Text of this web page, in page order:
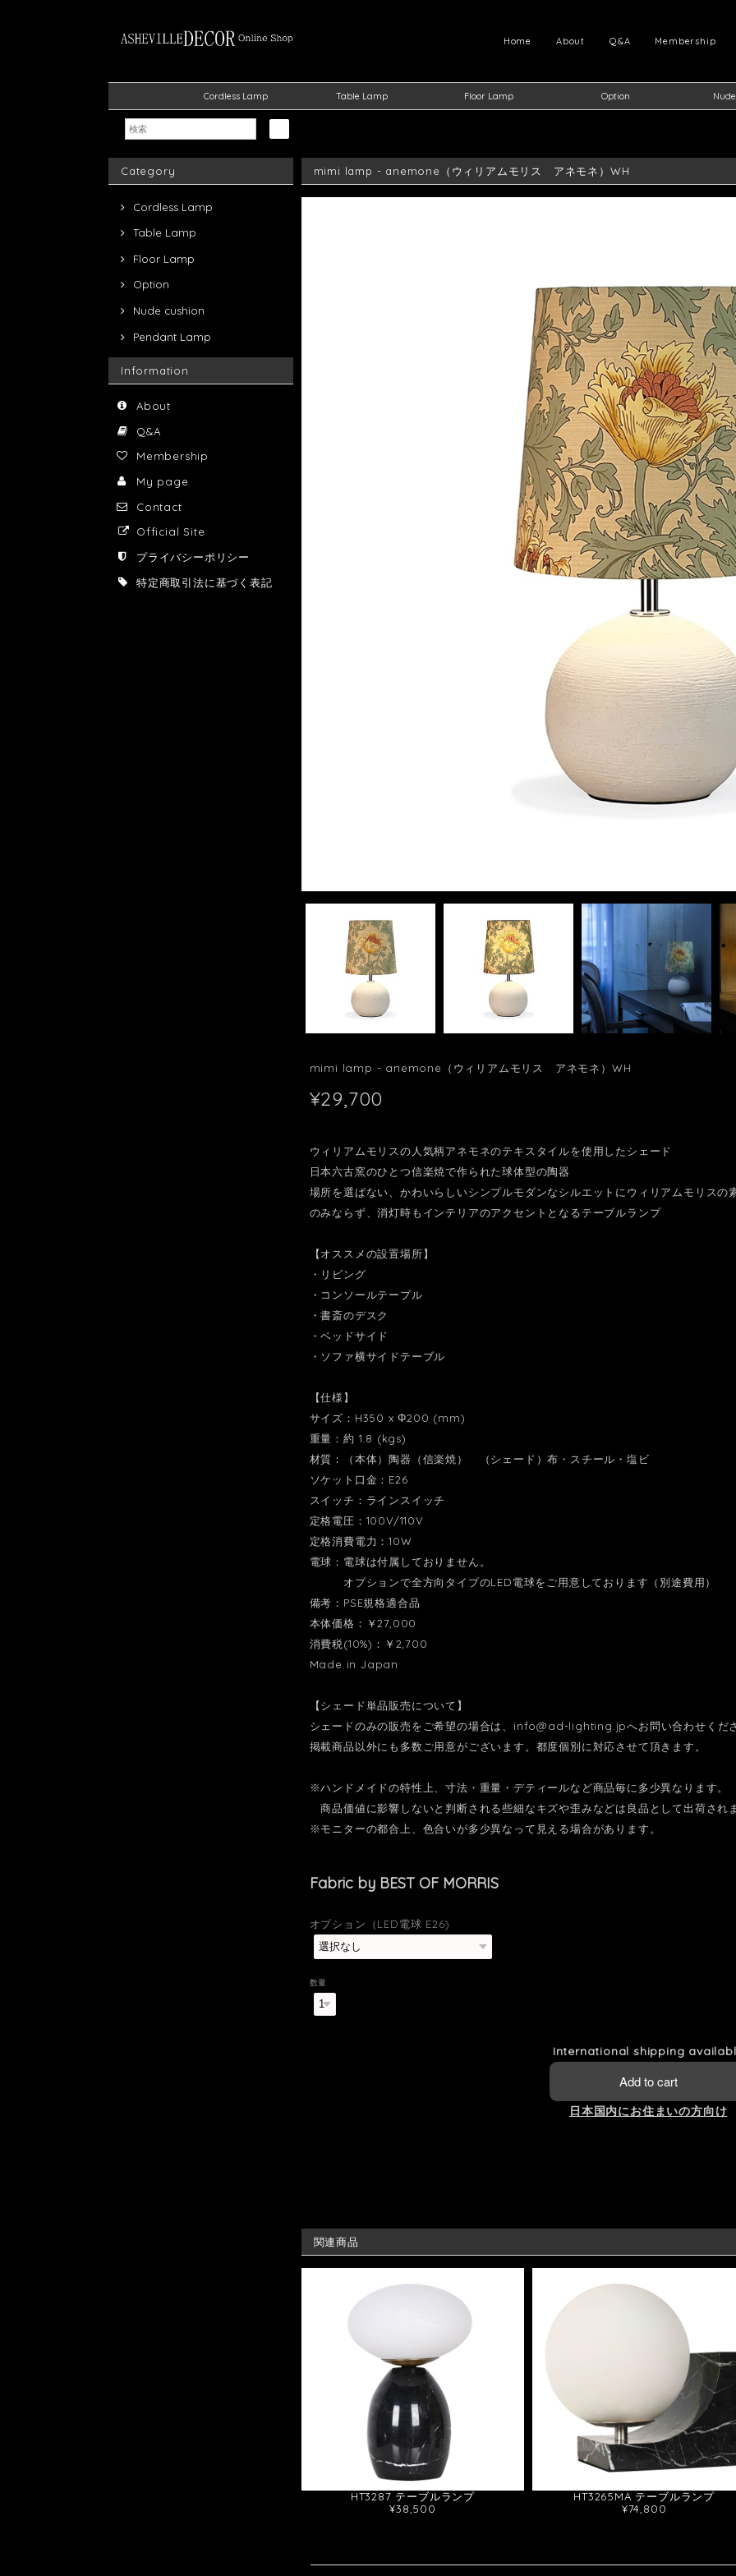
Membership
Q&A
About
Home
Cordless Lamp Table Lamp Floor Lamp Option
Category
Cordless Lamp
Table Lamp
Floor Lamp
Option
Nude cushion
Pendant Lamp
Information
About
Q&A
Membership
My page
Contact
Official Site
プライバシーポリシー
特定商取引法に基づく表記
mimi lamp - anemone（ウィリアムモリス アネモネ）WH
mimi lamp - anemone（ウィリアムモリス アネモネ）WH
¥29,700
ウィリアムモリスの人気柄アネモネのテキスタイルを使用したシェード
日本六古窯のひとつ信楽焼で作られた球体型の陶器
場所を選ばない、かわいらしいシンプルモダンなシルエットにウィリアムモリス
のみならず、消灯時もインテリアのアクセントとなるテーブルランプ
【オススメの設置場所】
・リビング
・コンソールテーブル
・書斎のデスク
・ベッドサイド
・ソファ横サイドテーブル
【仕様】
サイズ：H350 x Φ200 (mm)
重量：約 1.8 (kgs)
材質：（本体）陶器（信楽焼） （シェード）布・スチール・塩ビ
ソケット口金：E26
スイッチ：ラインスイッチ
定格電圧：100V/110V
定格消費電力：10W
電球：電球は付属しておりません。
オプションで全方向タイプのLED電球をご用意しております（別途費用）
備考：PSE規格適合品
本体価格：￥27,000
消費税(10%)：￥2,700
Made in Japan
【シェード単品販売について】
シェードのみの販売をご希望の場合は、 info@ad-lighting.jpへお問い合わせくだ
掲載商品以外にも多数ご用意がございます。都度個別に対応させて頂きます。
※ハンドメイドの特性上、寸法・重量・デティールなど商品毎に多少異なります。
商品価値に影響しないと判断される些細なキズや歪みなどは良品として出荷され
※モニターの都合上、色合いが多少異なって見える場合があります。
Fabric by BEST OF MORRIS
オプション（LED電球 E26)
数量
International shipping
Add to cart
日本国内にお住まいの方向け
関連商品
HT3287 テーブルランプ
¥38,500
HT3265MA テーブルランプ
¥74,800